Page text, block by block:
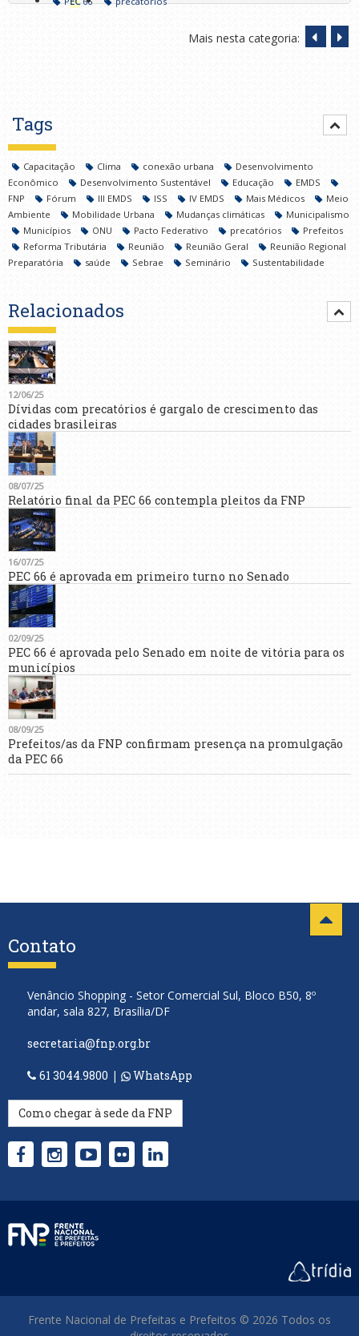
Mais nesta categoria:
Tags
Capacitação Clima conexão urbana
Desenvolvimento
Econômico
Desenvolvimento Sustentável Educação
EMDS
FNP
Fórum III EMDS ISS IV EMDS Mais Médicos
Meio
Ambiente
Mobilidade Urbana Mudanças climáticas
Municipalismo
Municípios
ONU Pacto Federativo precatórios
Prefeitos
Reforma Tributária
Reunião Reunião Geral
Reunião Regional
Preparatória
saúde Sebrae Seminário Sustentabilidade
Relacionados
12/06/25
Dívidas com precatórios é gargalo de crescimento das
cidades brasileiras
08/07/25
Relatório final da PEC 66 contempla pleitos da FNP
16/07/25
PEC 66 é aprovada em primeiro turno no Senado
02/09/25
PEC 66 é aprovada pelo Senado em noite de vitória para os
municípios
08/09/25
Prefeitos/as da FNP confirmam presença na promulgação
da PEC 66
Contato
Venâncio Shopping - Setor Comercial Sul, Bloco B50, 8º
andar, sala 827, Brasília/DF
secretaria@fnp.org.br
61 3044.9800 | WhatsApp
Como chegar à sede da FNP
Frente Nacional de Prefeitas e Prefeitos © 2026 Todos os